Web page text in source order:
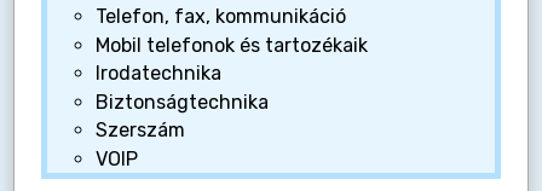
Telefon, fax, kommunikáció
Mobil telefonok és tartozékaik
Irodatechnika
Biztonságtechnika
Szerszám
VOIP